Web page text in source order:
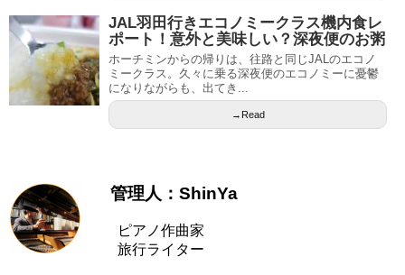
JAL羽田行きエコノミークラス機内食レ
ポート！意外と美味しい？深夜便のお粥
ホーチミンからの帰りは、往路と同じJALのエコノ
ミークラス。久々に乗る深夜便のエコノミーに憂鬱
になりながらも、出てき...
→Read
管理人：ShinYa
ピアノ作曲家
旅行ライター